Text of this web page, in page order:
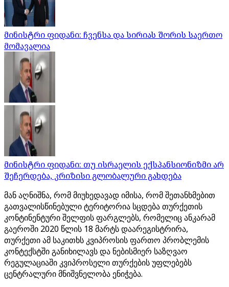
მინისტრი ფიდანი: ჩვენსა და სირიას შორის საერთო
მომავალია
მინისტრი ფიდანი: თუ ისრაელის ექსპანსიონიზმი არ
შეჩერდება, კრიზისი გლობალური გახდება
მან აღნიშნა, რომ მიუხედავად იმისა, რომ შეთანხმებით
გათვალისწინებული ტერიტორია სცდება თურქეთის
კონტინენტური შელფის ფარგლებს, რომელიც ანკარამ
გაეროში 2020 წლის 18 მარტს დაარეგისტრირა,
თურქეთი ამ საკითხს კვიპროსის ფართო პრობლემის
კონტექსტში განიხილავს და ნებისმიერ საზღვაო
რეგულაციაში კვიპროსელი თურქების უფლებებს
ცენტრალური მნიშვნელობა ენიჭება.